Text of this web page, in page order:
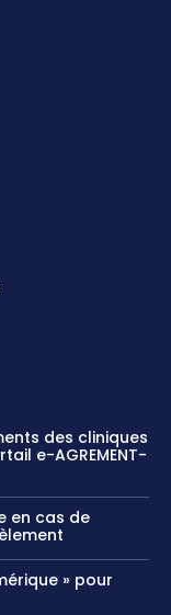
des cliniques
e-AGREMENT-
en cas de
» pour